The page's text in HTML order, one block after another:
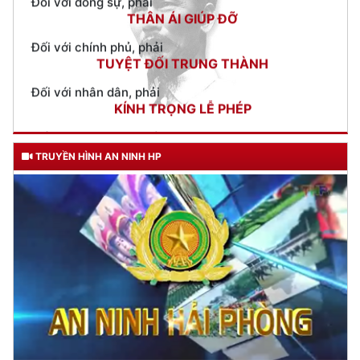
Đợt cao điểm về tuyên truyền, kiểm tra an toàn về PCCC đối
với khu dân cư, hộ gia đình, nhà để ở kết hợp sản xuất, kinh
doanh (09/09/2022 07:00)
Xây dựng lực lượng Cảnh sát Phòng cháy chữa cháy và Cứu
nạn cứu hộ chính quy, tinh nhuệ đáp ứng yêu cầu nhiệm vụ
Kiểm tra triển khai 14 mô hình “Tổ liên gia an toàn phòng cháy,
chữa cháy” và “Điểm chữa cháy công cộng” tại các địa
phương
(05/09/2022 17:50)